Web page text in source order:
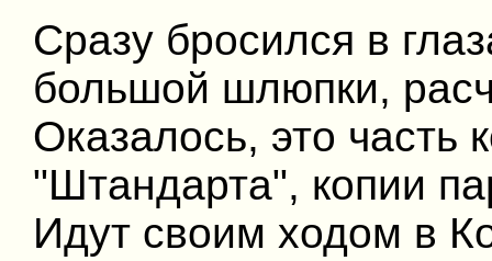
Сразу бросился в
большой шлюпки,
Оказалось, это часть
"Штандарта", копии
Идут своим ходом в